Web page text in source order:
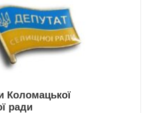
Коломацької
ради